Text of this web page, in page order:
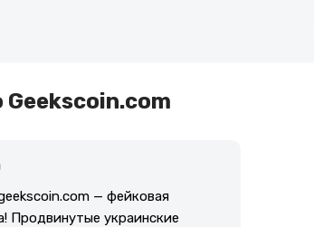
— фейковая
Продвинутые украинские